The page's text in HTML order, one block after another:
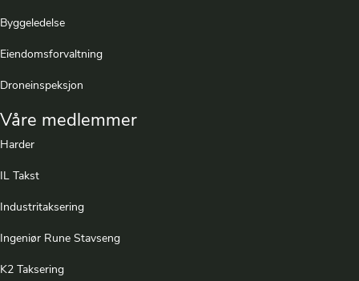
Byggeledelse
Eiendomsforvaltning
Droneinspeksjon
Våre medlemmer
Harder
IL Takst
Industritaksering
Ingeniør Rune Stavseng
K2 Taksering